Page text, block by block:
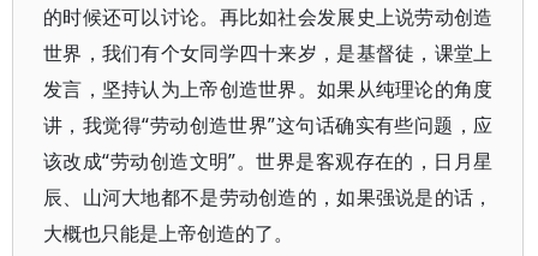
的时候还可以讨论。再比如社会发展史上说劳动创造
世界，我们有个女同学四十来岁，是基督徒，课堂上
发言，坚持认为上帝创造世界。如果从纯理论的角度
讲，我觉得“劳动创造世界”这句话确实有些问题，应
该改成“劳动创造文明”。世界是客观存在的，日月星
辰、山河大地都不是劳动创造的，如果强说是的话，
大概也只能是上帝创造的了。